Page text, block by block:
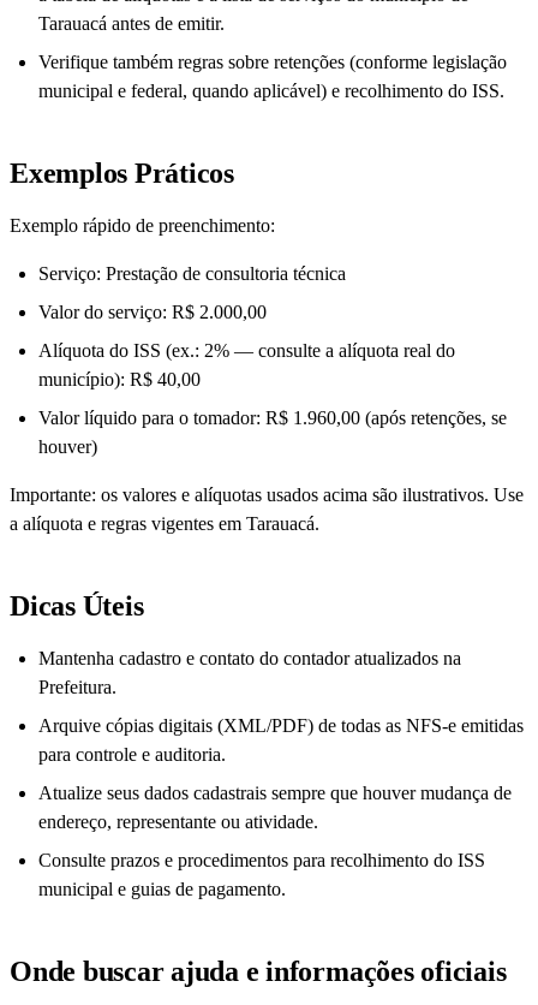
Tarauacá antes de emitir.
Verifique também regras sobre retenções (conforme legislação
municipal e federal, quando aplicável) e recolhimento do ISS.
Exemplos Práticos
Exemplo rápido de preenchimento:
Serviço: Prestação de consultoria técnica
Valor do serviço: R$ 2.000,00
Alíquota do ISS (ex.: 2% — consulte a alíquota real do
município): R$ 40,00
Valor líquido para o tomador: R$ 1.960,00 (após retenções, se
houver)
Importante: os valores e alíquotas usados acima são ilustrativos. Use
a alíquota e regras vigentes em Tarauacá.
Dicas Úteis
Mantenha cadastro e contato do contador atualizados na
Prefeitura.
Arquive cópias digitais (XML/PDF) de todas as NFS-e emitidas
para controle e auditoria.
Atualize seus dados cadastrais sempre que houver mudança de
endereço, representante ou atividade.
Consulte prazos e procedimentos para recolhimento do ISS
municipal e guias de pagamento.
Onde buscar ajuda e informações oficiais